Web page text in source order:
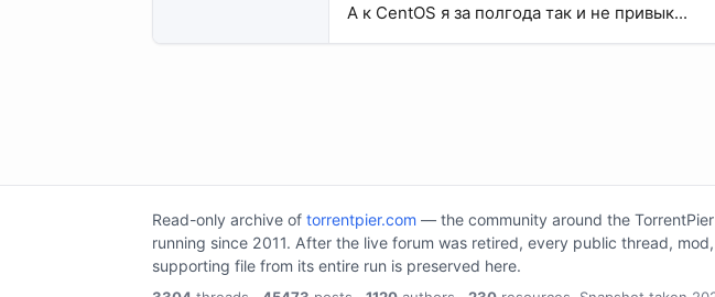
А к CentOS я за полгода так и не привык...
Read-only archive of torrentpier.com — the community around the
running since 2011. After the live forum was retired, every public thread,
supporting file from its entire run is preserved here.